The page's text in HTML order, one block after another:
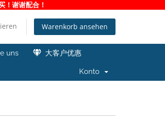
！谢谢配合！
Warenkorb ansehen
uns 大客户优惠
Konto